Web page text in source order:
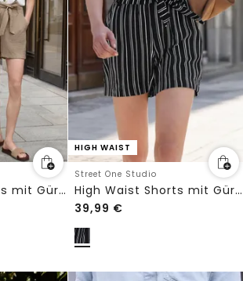
High Waist Shorts mit Gürtel
HIGH WAIST
Street One Studio
High Waist Shorts mit Gürtel und Streifen
39,99 €